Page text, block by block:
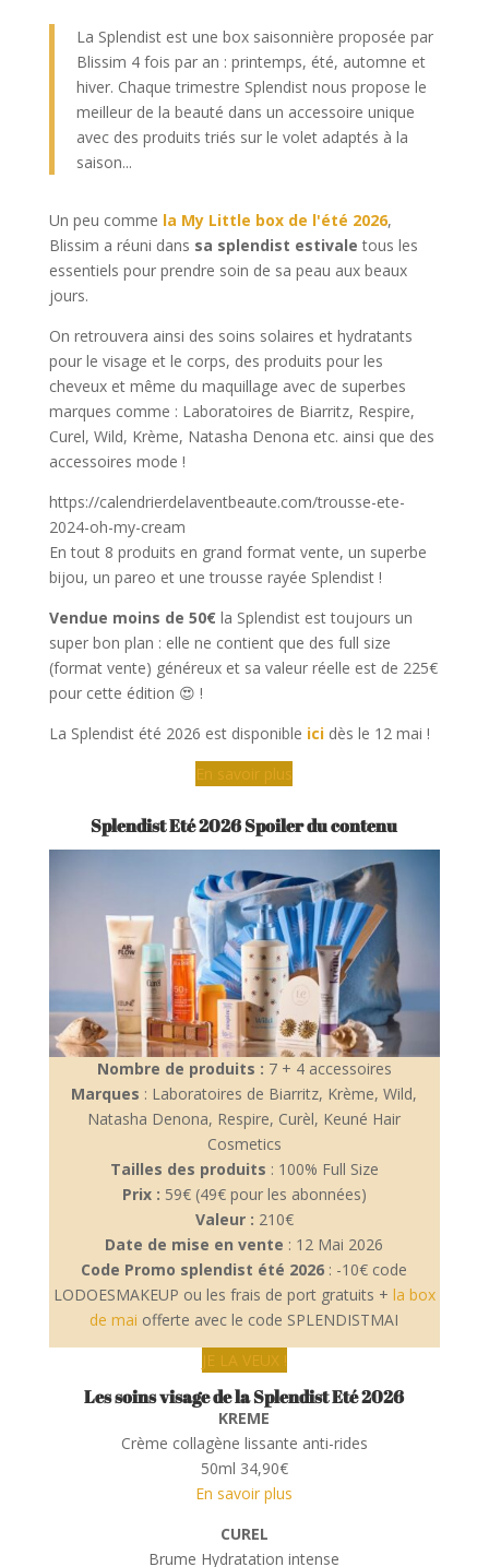
La Splendist est une box saisonnière proposée par
Blissim 4 fois par an : printemps, été, automne et
hiver. Chaque trimestre Splendist nous propose le
meilleur de la beauté dans un accessoire unique
avec des produits triés sur le volet adaptés à la
saison...
Un peu comme la My Little box de l'été 2026,
Blissim a réuni dans sa splendist estivale tous les
essentiels pour prendre soin de sa peau aux beaux
jours.
On retrouvera ainsi des soins solaires et hydratants
pour le visage et le corps, des produits pour les
cheveux et même du maquillage avec de superbes
marques comme : Laboratoires de Biarritz, Respire,
Curel, Wild, Krème, Natasha Denona etc. ainsi que des
accessoires mode !
https://calendrierdelaventbeaute.com/trousse-ete-
2024-oh-my-cream
En tout 8 produits en grand format vente, un superbe
bijou, un pareo et une trousse rayée Splendist !
Vendue moins de 50€la Splendist est toujours un
super bon plan : elle ne contient que des full size
(format vente) généreux et sa valeur réelle est de 225€
pour cette édition 😍 !
La Splendist été 2026 est disponible icidès le 12 mai !
En savoir plus
Splendist Eté 2026 Spoiler du contenu
Nombre de produits : 7 + 4 accessoires
Marques : Laboratoires de Biarritz, Krème, Wild,
Natasha Denona, Respire, Curèl, Keuné Hair
Cosmetics
Tailles des produits : 100% Full Size
Prix : 59€ (49€ pour les abonnées)
Valeur : 210€
Date de mise en vente : 12 Mai 2026
Code Promo splendist été 2026 : -10€ code
LODOESMAKEUP ou les frais de port gratuits + la box
de mai offerte avec le code SPLENDISTMAI
JE LA VEUX !
Les soins visage de la Splendist Eté 2026
KREME
Crème collagène lissante anti-rides
50ml 34,90€
En savoir plus
CUREL
Brume Hydratation intense